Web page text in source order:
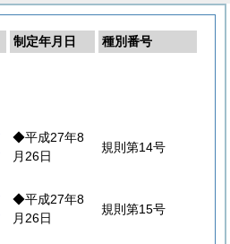
制定年月日
種別番号
◆平成27年8
月26日
規則第14号
◆平成27年8
月26日
規則第15号